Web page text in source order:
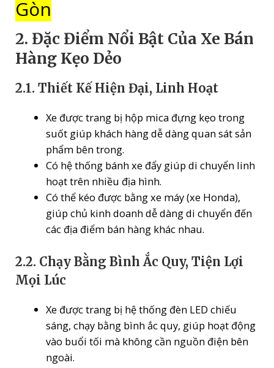
Gòn
2. Đặc Điểm Nổi Bật Của Xe Bán
Hàng Kẹo Dẻo
2.1. Thiết Kế Hiện Đại, Linh Hoạt
Xe được trang bị hộp mica đựng kẹo trong
suốt giúp khách hàng dễ dàng quan sát sản
phẩm bên trong.
Có hệ thống bánh xe đẩy giúp di chuyển linh
hoạt trên nhiều địa hình.
Có thể kéo được bằng xe máy (xe Honda),
giúp chủ kinh doanh dễ dàng di chuyển đến
các địa điểm bán hàng khác nhau.
2.2. Chạy Bằng Bình Ắc Quy, Tiện Lợi
Mọi Lúc
Xe được trang bị hệ thống đèn LED chiếu
sáng, chạy bằng bình ắc quy, giúp hoạt động
vào buổi tối mà không cần nguồn điện bên
ngoài.